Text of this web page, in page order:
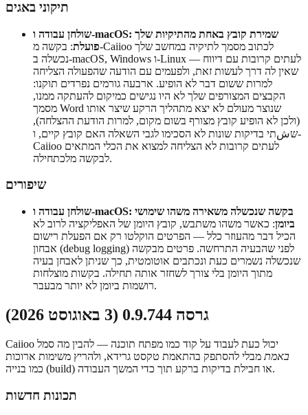
תיקוני באגים
שולחן עבודה ו-macOS: שמירת קובץ באחת מהתיקיות שלך
פועלת: בקשה מ-Caiioo לכתוב מסמך לתיקיה במחשב שלך
נכשלה ב-macOS, Windows ו-Linux — לעתים קרובות עם דיווח
שאין לה דרך לעשות זאת, ולפעמים עם הודעה שהפעולה הצליחה
למרות ששום דבר לא הופיע. ארבעה גורמים נפרדים תוקנו:
הקבצים המצורפים שלך לא היו נגישים כמיקום להעתקה ממנו,
מסמך Word שנוצר מעולם לא יצא מתהליך הרקע שיצר אותו
(ולכן לא הופיע קובץ מצורף בשום מקום, למרות הודעת ההצלחה),
שشתי בדיקות שונות לא הסכימו לגבי השאלה האם קובץ קיים, ו-
Caiioo לעתים קרובות לא הצליחה למצוא את הכלי המתאים
לבקשה מלכתחילה.
שיפורים
שולחן עבודה ו-macOS: בקשה שנכשלה משאירה משהו שימושי
ביומן: כאשר משהו משתבש, קובץ היומן של האפליקציה לרוב לא
הכיל דבר מהעוזר כלל — הפרטים הוקלטו רק אם הפעלת רישום
אבחון (debug logging) לפני שהבעיה התרחשה. פרטים מבקשה
שנכשלה נשמרים כעת ונכתבים אוטומטית, כך שניתן לאבחן בעיה
מתוך היומן בלי צורך לשחזר אותה תחילה. בקשות מוצלחות
רושמות ביומן לא יותר מבעבר.
גרסה 0.9.744 (3 באוגוסט 2026)
Caiioo יכול כעת לעבוד על קוד כמו מפתח תוכנה — להבין מה סמל
באמת מבלי להסתפק בהתאמת טקסט גרידא, ולהריץ משימות ארוכות
כמו בנייה (build) או חבילת בדיקות ברקע תוך כדי המשך העבודה.
תכונות חדשות